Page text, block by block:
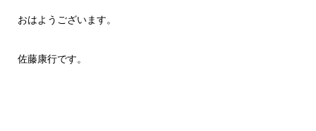
おはようございます。
佐藤康行です。